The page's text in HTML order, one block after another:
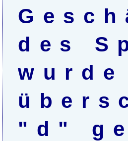
des
" d "